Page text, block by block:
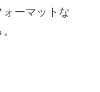
ーマットな